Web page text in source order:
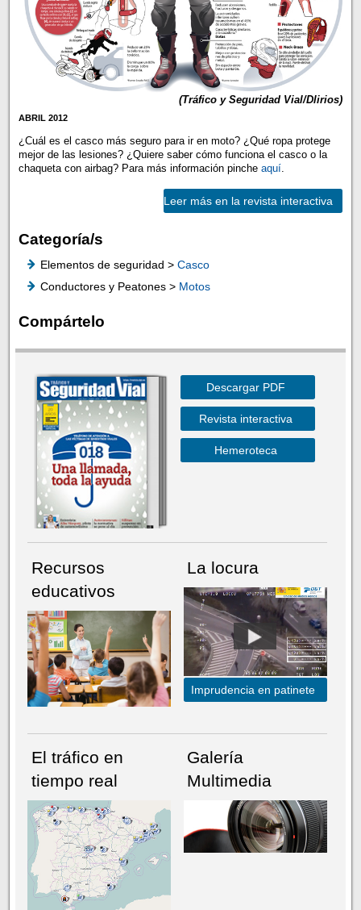
(Tráfico y Seguridad Vial/Dlirios)
ABRIL 2012
¿Cuál es el casco más seguro para ir en moto? ¿Qué ropa protege
mejor de las lesiones? ¿Quiere saber cómo funciona el casco o la
chaqueta con airbag? Para más información pinche aquí.
Leer más en la revista interactiva
Categoría/s
Elementos de seguridad > Casco
Conductores y Peatones > Motos
Compártelo
NÚMERO ACTUALHEMEROTECA
Descargar PDF
Revista interactiva
Hemeroteca
Recursos
educativos
La locura
Imprudencia en patinete
El tráfico en
tiempo real
Galería
Multimedia